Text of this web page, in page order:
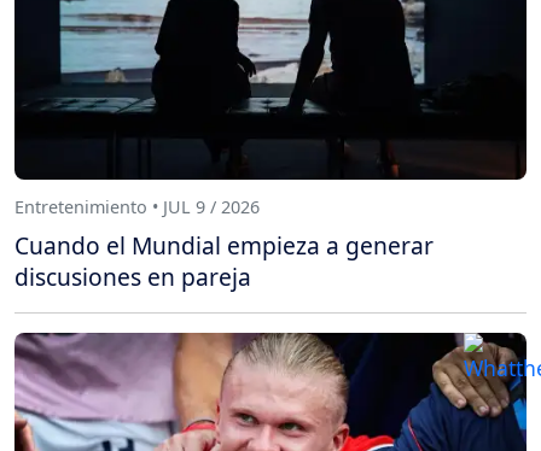
Entretenimiento • JUL 9 / 2026
Cuando el Mundial empieza a generar
discusiones en pareja